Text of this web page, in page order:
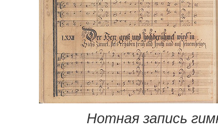
Нотная запись